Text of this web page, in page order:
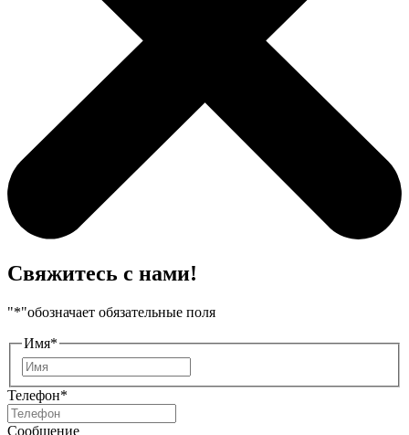
Свяжитесь с нами!
"*"обозначает обязательные поля
Имя*
Телефон*
Сообщение